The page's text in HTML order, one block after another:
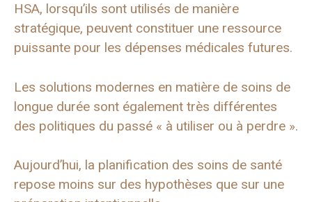
HSA, lorsqu’ils sont utilisés de manière
stratégique, peuvent constituer une ressource
puissante pour les dépenses médicales futures.
Les solutions modernes en matière de soins de
longue durée sont également très différentes
des politiques du passé « à utiliser ou à perdre ».
Aujourd’hui, la planification des soins de santé
repose moins sur des hypothèses que sur une